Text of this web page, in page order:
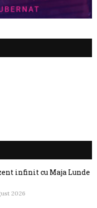
infinit cu Maja Lunde
2026